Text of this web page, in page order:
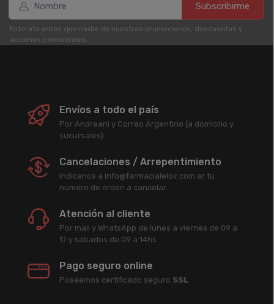
Subscribirme
Enterate antes que nadie de nuestras promociones, descuentos y
acciones comerciales.
Envíos a todo el país
Por Andreani y Correo Argentino (a domicilio y
sucursales).
Cancelaciones / Arrepentimiento
Indicanos a info@farmacialeloir.com.ar tu
número de órden a cancelar.
Atención al cliente
Por mail y WhatsApp de lunes a viernes de 09 a
17 y sábados de 09 a 14hs.
Pago seguro online
Poseemos certificado seguro SSL